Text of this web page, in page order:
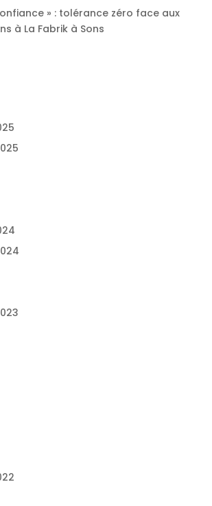
» : tolérance zéro face aux
à La Fabrik à Sons